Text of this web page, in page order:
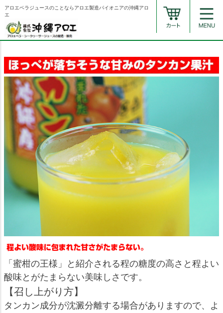
アロエベラジュースのことならアロエ製造パイオニアの沖縄アロ
エ
「蜜柑の王様」と紹介される程の糖度の高さと程よい
酸味とがたまらない美味しさです。
【召し上がり方】
タンカン成分が沈澱分離する場合がありますので、よ